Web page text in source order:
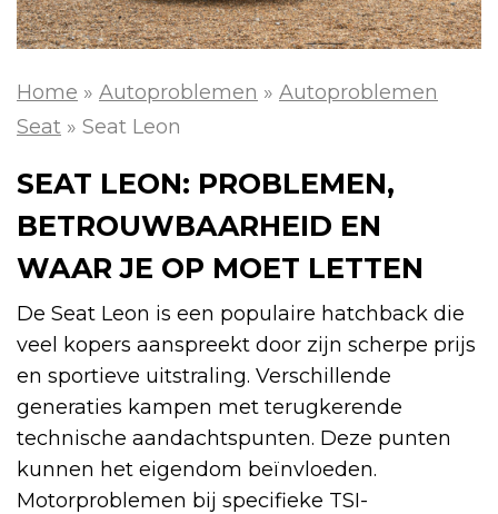
Home » Autoproblemen » Autoproblemen
Seat » Seat Leon
SEAT LEON: PROBLEMEN,
BETROUWBAARHEID EN
WAAR JE OP MOET LETTEN
De Seat Leon is een populaire hatchback die
veel kopers aanspreekt door zijn scherpe prijs
en sportieve uitstraling. Verschillende
generaties kampen met terugkerende
technische aandachtspunten. Deze punten
kunnen het eigendom beïnvloeden.
Motorproblemen bij specifieke TSI-